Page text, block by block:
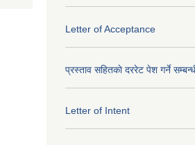
Letter of Acceptance
प्रस्ताव सहितकाे दररेट पेश गर्ने
Letter of Intent